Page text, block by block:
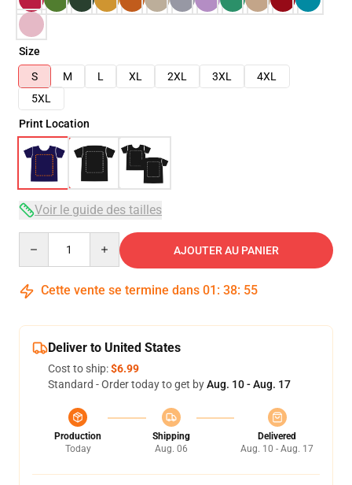
Size
S
M L XL 2XL 3XL
4XL
5XL
Print Location
Voir le guide des tailles
AJOUTER AU PANIER
Cette vente se termine dans 01 : 38: 54
Deliver to United States
Cost to ship:$6.99
Standard - Order today to get byAug. 10 - Aug. 17
Production
Today
Shipping
Aug. 06
Delivered
Aug. 10 - Aug. 17